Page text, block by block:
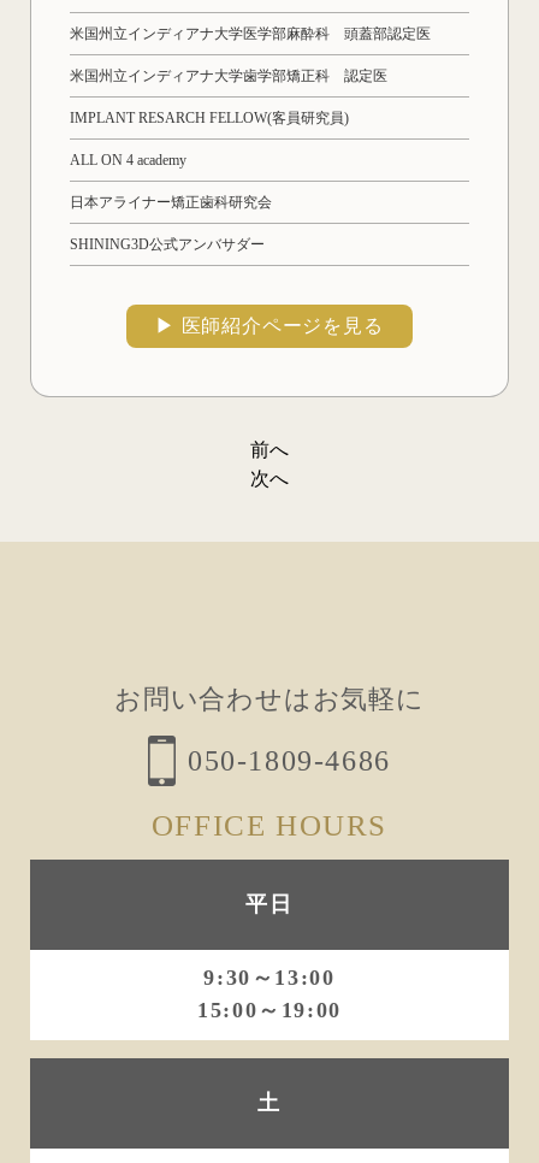
米国州立インディアナ大学医学部麻酔科 頭蓋部認定医
米国州立インディアナ大学歯学部矯正科 認定医
IMPLANT RESARCH FELLOW(客員研究員)
ALL ON 4 academy
日本アライナー矯正歯科研究会
SHINING3D公式アンバサダー
▶︎ 医師紹介ページを見る
ナ
前へ
次へ
お問い合わせはお気軽に
050-1809-4686
OFFICE HOURS
平日
9:30～13:00
15:00～19:00
土